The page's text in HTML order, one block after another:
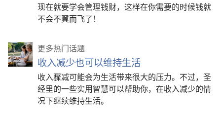
现在就要学会管理钱财，这样在你需要的时候钱就
不会不翼而飞了！
更多热门话题
收入减少也可以维持生活
收入骤减可能会为生活带来很大的压力。不过，圣
经里的一些实用智慧可以帮助你，在收入减少的情
况下继续维持生活。